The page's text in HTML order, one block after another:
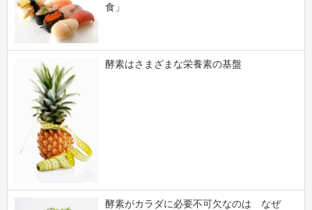
食」
酵素はさまざまな栄養素の基盤
酵素がカラダに必要不可欠なのは なぜ